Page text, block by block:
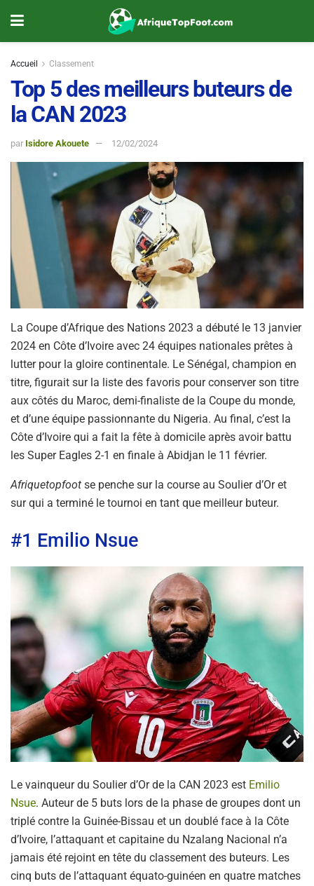
Accueil Classement
Top 5 des meilleurs buteurs de
la CAN 2023
par Isidore Akouete 12/02/2024
La Coupe d’Afrique des Nations 2023 a débuté le 13 janvier
2024 en Côte d’Ivoire avec 24 équipes nationales prêtes à
lutter pour la gloire continentale. Le Sénégal, champion en
titre, figurait sur la liste des favoris pour conserver son titre
aux côtés du Maroc, demi-finaliste de la Coupe du monde,
et d’une équipe passionnante du Nigeria. Au final, c’est la
Côte d’Ivoire qui a fait la fête à domicile après avoir battu
les Super Eagles 2-1 en finale à Abidjan le 11 février.
Afriquetopfoot se penche sur la course au Soulier d’Or et
sur qui a terminé le tournoi en tant que meilleur buteur.
#1 Emilio Nsue
Le vainqueur du Soulier d’Or de la CAN 2023 est Emilio
Nsue. Auteur de 5 buts lors de la phase de groupes dont un
triplé contre la Guinée-Bissau et un doublé face à la Côte
d’Ivoire, l’attaquant et capitaine du Nzalang Nacional n’a
jamais été rejoint en tête du classement des buteurs. Les
cinq buts de l’attaquant équato-guinéen en quatre matches